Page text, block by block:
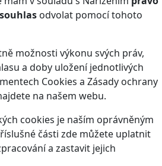
odvolat pomocí tohoto
možnosti výkonu svých práv,
a doby uložení jednotlivých
Cookies a Zásady ochrany
na našem webu.
cookies je naším oprávněným
části zde můžete uplatnit
a zastavit jejich